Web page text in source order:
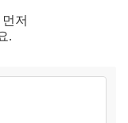
저
.